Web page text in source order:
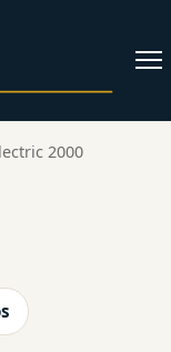
Abrir
2000